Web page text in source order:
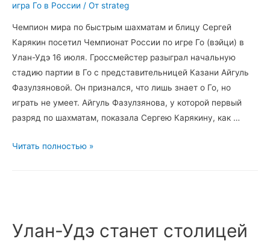
игра Го в России / От strateg
Чемпион мира по быстрым шахматам и блицу Сергей
Карякин посетил Чемпионат России по игре Го (вэйци) в
Улан-Удэ 16 июля. Гроссмейстер разыграл начальную
стадию партии в Го с представительницей Казани Айгуль
Фазулзяновой. Он признался, что лишь знает о Го, но
играть не умеет. Айгуль Фазулзянова, у которой первый
разряд по шахматам, показала Сергею Карякину, как …
Сергей
на
Читать полностью »
Улан-Удэ станет столицей